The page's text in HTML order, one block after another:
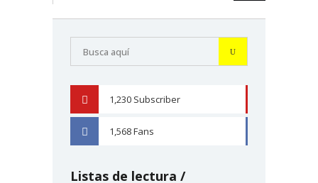
1,230 Subscriber
1,568Fans
Listas de lectura